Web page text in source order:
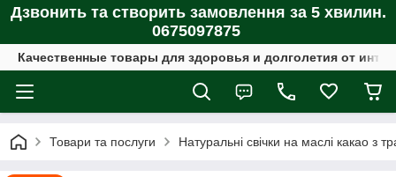
Дзвонить та створить замовлення за 5 хвилин.
0675097875
Качественные товары для здоровья и долголетия от
Товари та послуги Натуральні свічки на маслі какао з